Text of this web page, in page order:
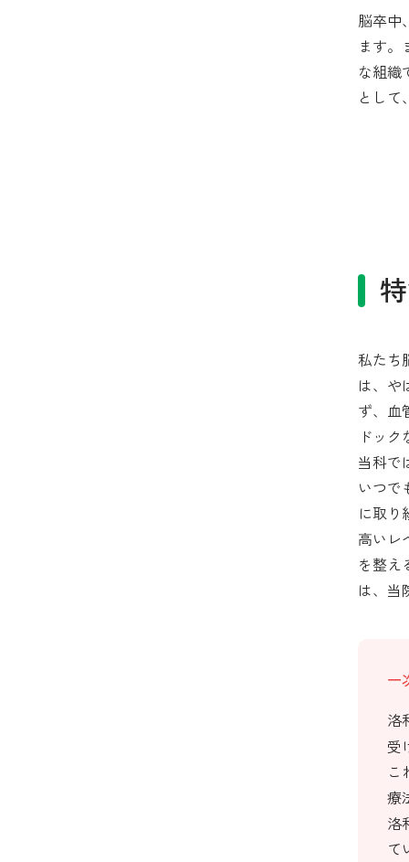
脳卒中
ます。
な組織
として
私たち
は、や
ず、血
ドッ
当科で
いつで
に取り
高いレ
を整え
は、当
一
洛
受
こ
療
洛
て